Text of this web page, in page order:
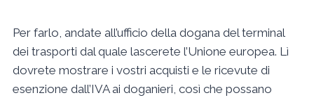
Per farlo, andate all’ufficio della dogana del terminal
dei trasporti dal quale lascerete l’Unione europea. Lì
dovrete mostrare i vostri acquisti e le ricevute di
esenzione dall’IVA ai doganieri, così che possano